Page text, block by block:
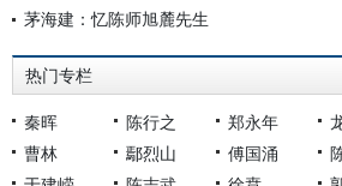
茅海建：忆陈师旭麓先生
热门专栏
秦晖 陈行之 郑永年
曹林
鄢烈山 傅国涌